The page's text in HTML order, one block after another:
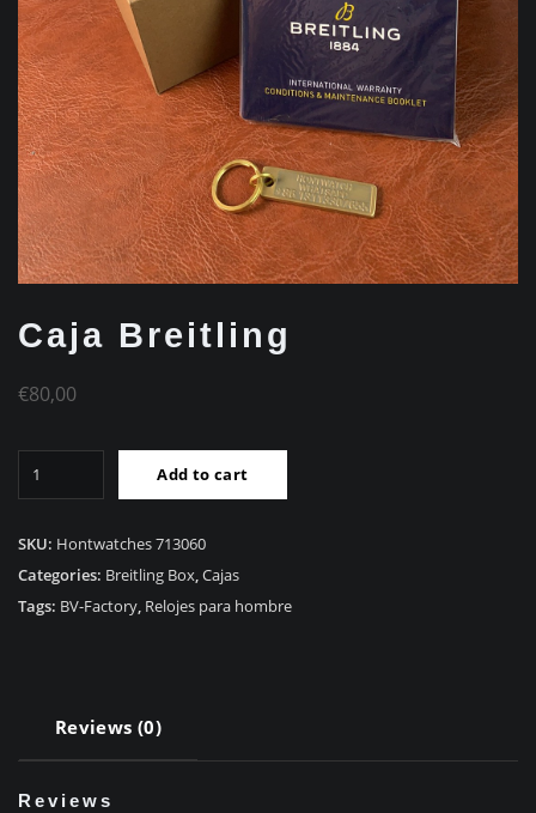
Caja Breitling
€80,00
Add to cart
SKU: Hontwatches 713060
Categories: Breitling Box,Cajas
Tags: BV-Factory, Relojes para hombre
Reviews (0)
Reviews